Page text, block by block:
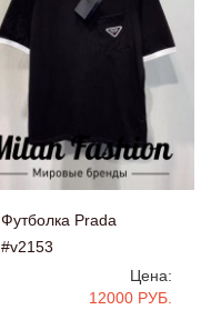
Футболка Prada
#v2153
Цена:
12000 РУБ.